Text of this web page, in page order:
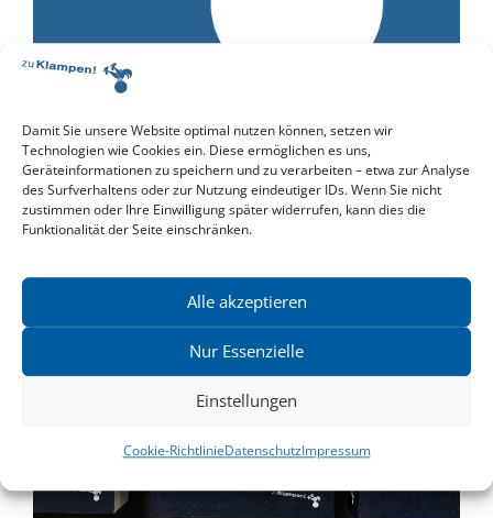
Damit Sie unsere Website optimal nutzen können, setzen wir
Technologien wie Cookies ein. Diese ermöglichen es uns,
Geräteinformationen zu speichern und zu verarbeiten – etwa zur Analyse
des Surfverhaltens oder zur Nutzung eindeutiger IDs. Wenn Sie nicht
zustimmen oder Ihre Einwilligung später widerrufen, kann dies die
Funktionalität der Seite einschränken.
Alle akzeptieren
Nur Essenzielle
Einstellungen
Cookie-RichtlinieDatenschutzImpressum
»Sächsischer Landespreis für Heimatforschung« für
Moritz Grote und Wolfgang Heidrich
Wir gratulieren unseren Autoren Moritz Grote und
Wolfgang Heidrich zum...
Weiterlesen